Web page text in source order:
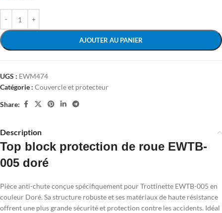
AJOUTER AU PANIER
UGS : EWM474
Catégorie : Couvercle et protecteur
Share:
Description
Top block protection de roue EWTB-
005 doré
Pièce anti-chute conçue spécifiquement pour Trottinette EWTB-005 en
couleur Doré. Sa structure robuste et ses matériaux de haute résistance
offrent une plus grande sécurité et protection contre les accidents. Idéal